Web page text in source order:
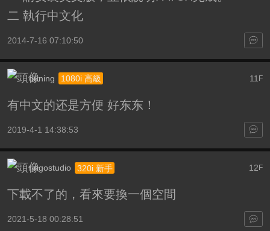
二 執行中文化
2014-7-16 07:10:50
11 F
duning 1080i 高級
有中文的还是方便 好东东！
2019-4-1 14:38:53
12 F
ringostudio 320i 新手
下載不了的，看來要換一個空間
2021-5-18 00:28:51